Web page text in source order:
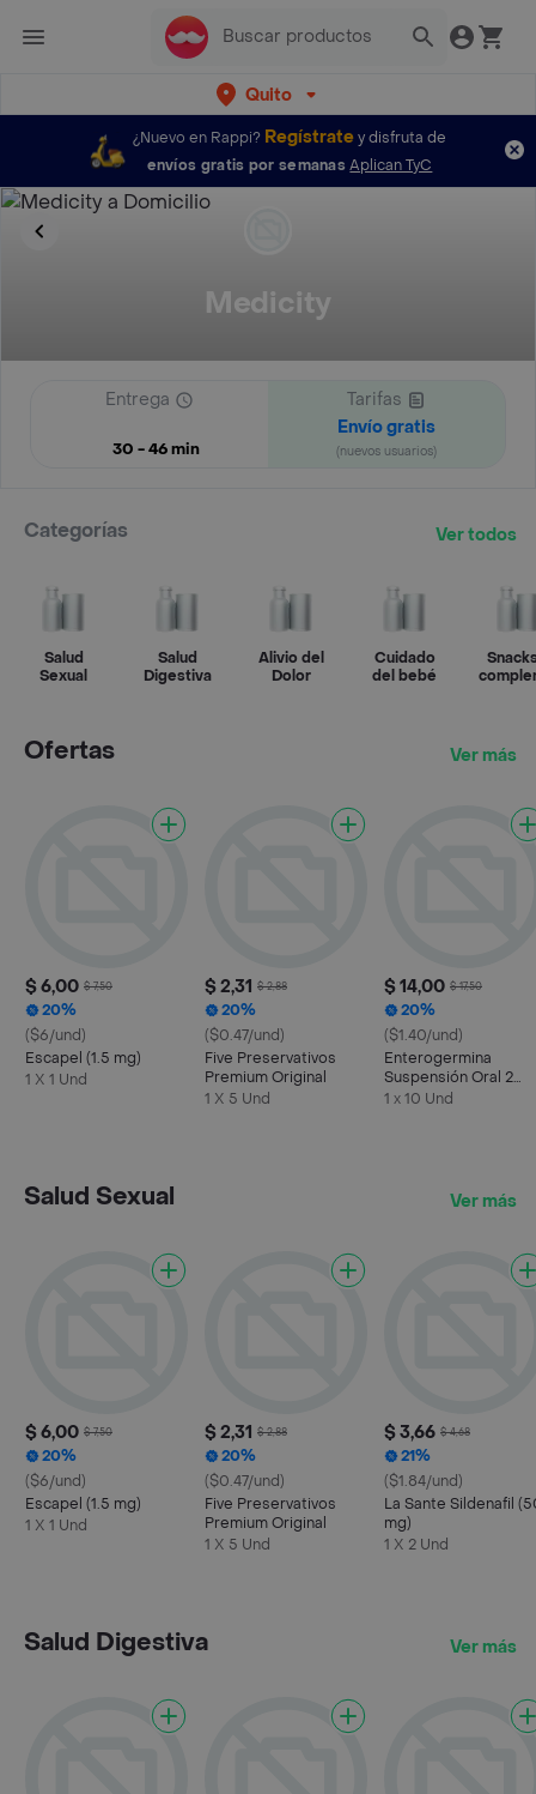
Quito
¿Nuevo en Rappi? Regístratey disfruta de
envíos gratis por semanas Aplican TyC
Medicity
Entrega
30 - 46 min
Tarifas
Envío gratis
(nuevos usuarios)
Categorías Ver todos
Salud
Sexual
Salud
Digestiva
Alivio del
Dolor
Cuidado
del bebé
Ofertas Ver más
$ 6,00 $ 7,50
20%
($6/und)
Escapel (1.5 mg)
1 X 1 Und
$ 2,31 $ 2,88
20%
($0.47/und)
Five Preservativos
Premium Original
1 X 5 Und
$ 14,00 $ 17,50
20%
($1.40/und)
Enterogermina
Suspensión Oral 2
Billones (5 mL)
1 x 10 Und
Salud Sexual Ver más
$ 6,00 $ 7,50
20%
($6/und)
Escapel (1.5 mg)
1 X 1 Und
$ 2,31 $ 2,88
20%
($0.47/und)
Five Preservativos
Premium Original
1 X 5 Und
$ 3,66 $ 4,68
21%
($1.84/und)
La Sante Sildenafil
mg)
1 X 2 Und
Salud Digestiva Ver más